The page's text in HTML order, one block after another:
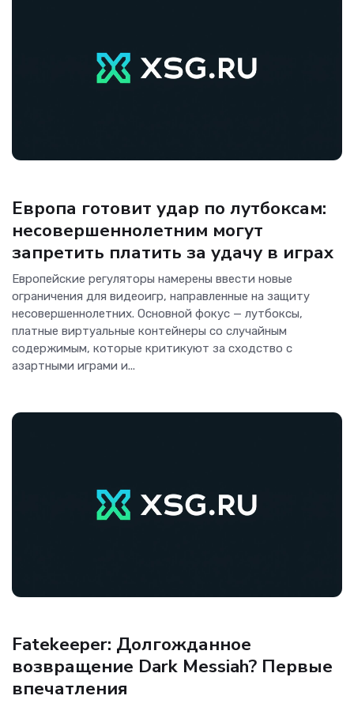
Европа готовит удар по лутбоксам:
несовершеннолетним могут
запретить платить за удачу в играх
Европейские регуляторы намерены ввести новые
ограничения для видеоигр, направленные на защиту
несовершеннолетних. Основной фокус — лутбоксы,
платные виртуальные контейнеры со случайным
содержимым, которые критикуют за сходство с
азартными играми и...
Fatekeeper: Долгожданное
возвращение Dark Messiah? Первые
впечатления